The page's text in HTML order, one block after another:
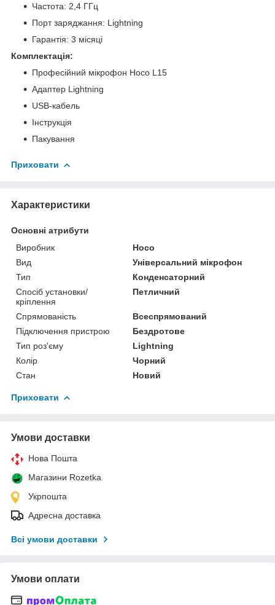
Частота: 2,4 ГГц
Порт заряджання: Lightning
Гарантія: 3 місяці
Комплектація:
Професійний мікрофон Hoco L15
Адаптер Lightning
USB-кабель
Інструкція
Пакування
Приховати
Характеристики
Основні атрибути
Виробник
Hoco
Вид
Універсальний мікрофон
Тип
Конденсаторний
Спосіб установки/
кріплення
Петличний
Спрямованість
Всеспрямований
Підключення пристрою
Бездротове
Тип роз'єму
Lightning
Колір
Чорний
Стан
Новий
Приховати
Умови доставки
Нова Пошта
Магазини Rozetka
Укрпошта
Адресна доставка
Всі умови доставки
Умови оплати